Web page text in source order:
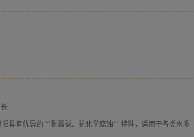
具有优异的 **耐酸碱、抗化学腐蚀** 特性，适用于各类水